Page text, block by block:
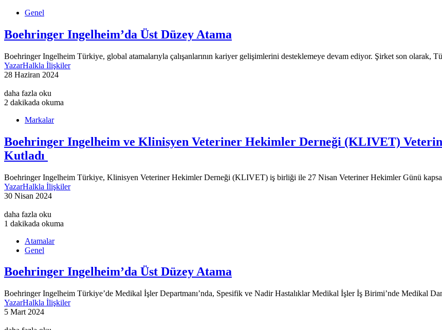
Genel
Boehringer Ingelheim’da Üst Düzey Atama
Boehringer Ingelheim Türkiye, global atamalarıyla çalışanlarının kariyer gelişimlerini desteklemeye devam ediyor. Şirket son olarak,
YazarHalkla İlişkiler
28 Haziran 2024
daha fazla oku
2 dakikada okuma
Markalar
Boehringer Ingelheim ve Klinisyen Veteriner Hekimler Derneği (KLIVET)
Kutladı
Boehringer Ingelheim Türkiye, Klinisyen Veteriner Hekimler Derneği (KLIVET) iş birliği ile 27 Nisan Veteriner Hekimler Günü
YazarHalkla İlişkiler
30 Nisan 2024
daha fazla oku
1 dakikada okuma
Atamalar
Genel
Boehringer Ingelheim’da Üst Düzey Atama
Boehringer Ingelheim Türkiye’de Medikal İşler Departmanı’nda, Spesifik ve Nadir Hastalıklar Medikal İşler İş Birimi’nde Medikal
YazarHalkla İlişkiler
5 Mart 2024